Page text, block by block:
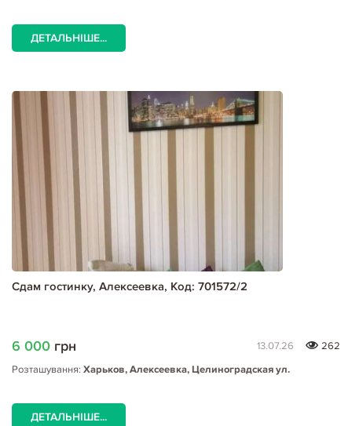
ДЕТАЛЬНІШЕ...
Сдам гостинку, Алексеевка, Код: 701572/2
6 000 грн 13.07.26
262
Розташування: Харьков, Алексеевка, Целиноградская ул.
ДЕТАЛЬНІШЕ...